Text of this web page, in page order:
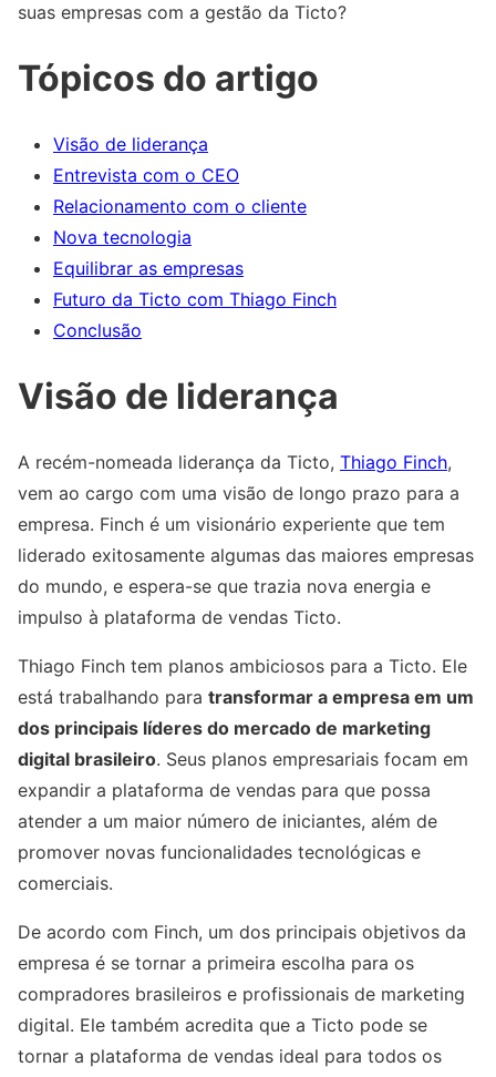
suas empresas com a gestão da Ticto?
Tópicos do artigo
Visão de liderança
Entrevista com o CEO
Relacionamento com o cliente
Nova tecnologia
Equilibrar as empresas
Futuro da Ticto com Thiago Finch
Conclusão
Visão de liderança
A recém-nomeada liderança da Ticto, Thiago Finch,
vem ao cargo com uma visão de longo prazo para a
empresa. Finch é um visionário experiente que tem
liderado exitosamente algumas das maiores empresas
do mundo, e espera-se que trazia nova energia e
impulso à plataforma de vendas Ticto.
Thiago Finch tem planos ambiciosos para a Ticto. Ele
está trabalhando para transformar a empresa em um
dos principais líderes do mercado de marketing
digital brasileiro. Seus planos empresariais focam em
expandir a plataforma de vendas para que possa
atender a um maior número de iniciantes, além de
promover novas funcionalidades tecnológicas e
comerciais.
De acordo com Finch, um dos principais objetivos da
empresa é se tornar a primeira escolha para os
compradores brasileiros e profissionais de marketing
digital. Ele também acredita que a Ticto pode se
tornar a plataforma de vendas ideal para todos os